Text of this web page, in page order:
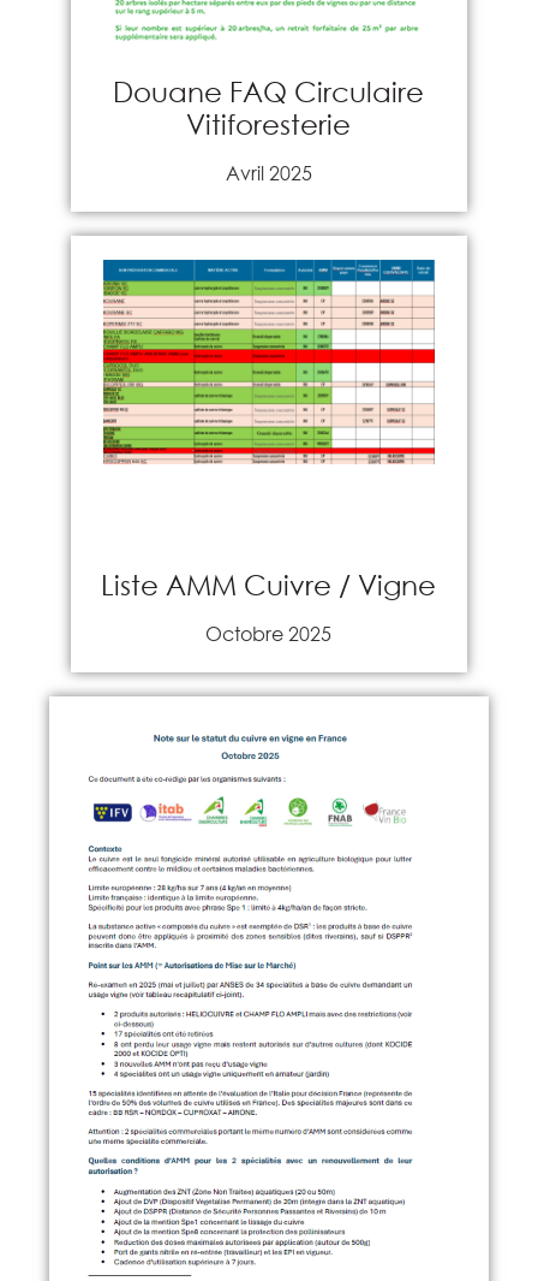
Douane FAQ Circulaire
Vitiforesterie
Avril 2025
Liste AMM Cuivre / Vigne
Octobre 2025